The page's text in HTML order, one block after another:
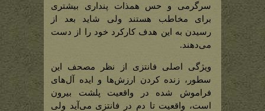
سرگرمی و حس همذات پنداری بیشتری
برای مخاطب هستند ولی شاید بعد از
رسیدن به این هدف کارکرد خود را از دست
می‌دهند.
ویژگی اصلی فانتزی از نظر مصحف این
سطور، زنده کردن ارزش‌ها و ایده آل‌های
فراموش شده در واقعیت پلشت بیرون
است، واقعیت تا دم در فانتزی می‌آید ولی